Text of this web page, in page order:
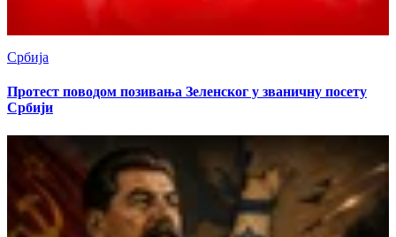
Србија
Протест поводом позивања Зеленског у званичну посету
Србији